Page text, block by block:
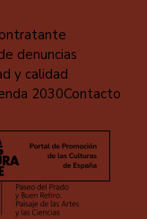
denuncias
y calidad
2030Contacto